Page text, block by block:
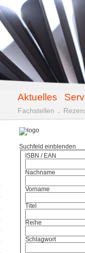
Aktuelles
Fachstellen
Suchfeld einblenden
ISBN / EAN
Nachname
Vorname
Titel
Reihe
Schlagwort